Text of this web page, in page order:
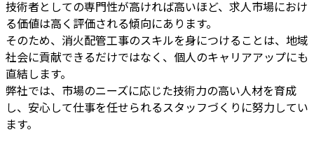
技術者としての専門性が高ければ高いほど、求人市場におけ
る価値は高く評価される傾向にあります。
そのため、消火配管工事のスキルを身につけることは、地域
社会に貢献できるだけではなく、個人のキャリアアップにも
直結します。
弊社では、市場のニーズに応じた技術力の高い人材を育成
し、安心して仕事を任せられるスタッフづくりに努力してい
ます。